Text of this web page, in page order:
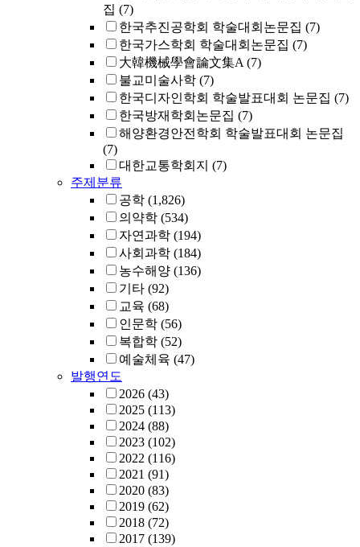
집 (7)
한국추진공학회 학술대회논문집 (7)
한국가스학회 학술대회논문집 (7)
大韓機械學會論文集A (7)
불교미술사학 (7)
한국디자인학회 학술발표대회 논문집 (7)
한국방재학회논문집 (7)
해양환경안전학회 학술발표대회 논문집
(7)
대한교통학회지 (7)
주제분류
공학 (1,826)
의약학 (534)
자연과학 (194)
사회과학 (184)
농수해양 (136)
기타 (92)
교육 (68)
인문학 (56)
복합학 (52)
예술체육 (47)
발행연도
2026 (43)
2025 (113)
2024 (88)
2023 (102)
2022 (116)
2021 (91)
2020 (83)
2019 (62)
2018 (72)
2017 (139)